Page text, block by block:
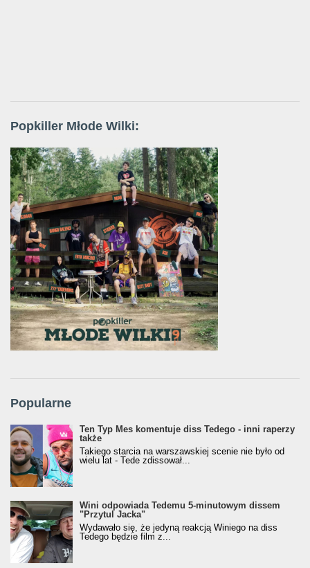
Popkiller Młode Wilki:
Popularne
Ten Typ Mes komentuje diss Tedego - inni raperzy
także
Takiego starcia na warszawskiej scenie nie było od
wielu lat - Tede zdissował...
Wini odpowiada Tedemu 5-minutowym dissem
"Przytul Jacka"
Wydawało się, że jedyną reakcją Winiego na diss
Tedego będzie film z...